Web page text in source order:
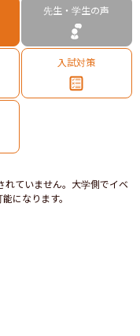
先生・学生の声
入試対策
れていません。大学側でイベ
になります。